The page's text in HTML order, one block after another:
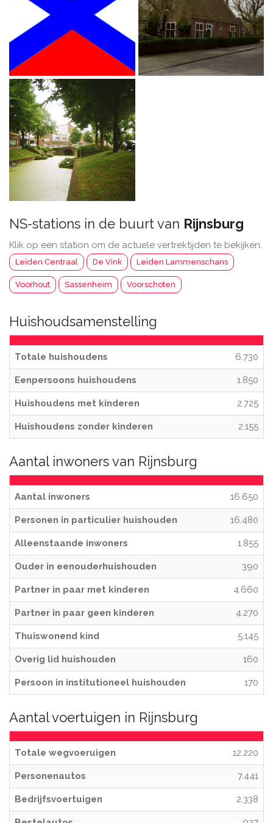
NS-stations in de buurt van Rijnsburg
Klik op een station om de actuele vertrektijden te bekijken.
Leiden Centraal De Vink Leiden Lammenschans
Voorhout Sassenheim Voorschoten
Huishoudsamenstelling
Totale huishoudens 6.730
Eenpersoons huishoudens 1.850
Huishoudens met kinderen 2.725
Huishoudens zonder kinderen 2.155
Aantal inwoners van Rijnsburg
Aantal inwoners 16.650
Personen in particulier huishouden 16.480
Alleenstaande inwoners 1.855
Ouder in eenouderhuishouden 390
Partner in paar met kinderen 4.660
Partner in paar geen kinderen 4.270
Thuiswonend kind 5.145
Overig lid huishouden 160
Persoon in institutioneel huishouden 170
Aantal voertuigen in Rijnsburg
Totale wegvoeruigen 12.220
Personenautos 7.441
Bedrijfsvoertuigen 2.338